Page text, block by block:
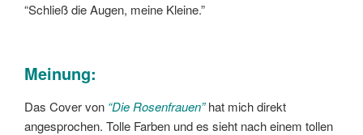
“Schließ die Augen, meine Kleine.”
Meinung:
Das Cover von “Die Rosenfrauen” hat mich direkt
angesprochen. Tolle Farben und es sieht nach einem tollen